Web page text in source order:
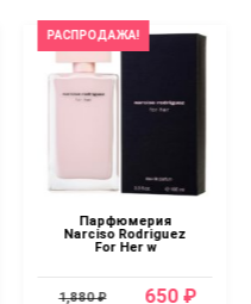
РАСПРОДАЖА!
Парфюмерия
Narciso Rodriguez
For Her w
1,880 ₽ 650 ₽